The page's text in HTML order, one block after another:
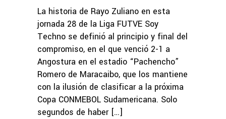
La historia de Rayo Zuliano en esta
jornada 28 de la Liga FUTVE Soy
Techno se definió al principio y final del
compromiso, en el que venció 2-1 a
Angostura en el estadio “Pachencho”
Romero de Maracaibo, que los mantiene
con la ilusión de clasificar a la próxima
Copa CONMEBOL Sudamericana. Solo
segundos de haber […]